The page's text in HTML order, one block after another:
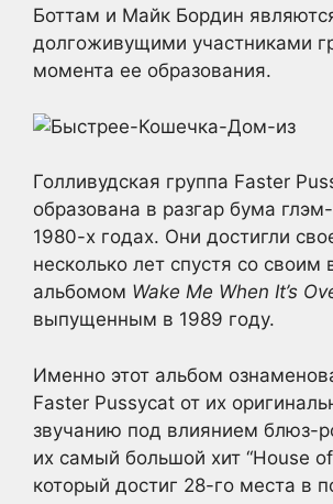
Боттам и Майк Бордин
долгоживущими участниками
момента ее образования.
Голливудская группа Faster
образована в разгар бума
1980-х годах. Они достигли
несколько лет спустя со своим
альбомом Wake Me When It’s
выпущенным в 1989 году.
Именно этот альбом
Faster Pussycat от их
звучанию под влиянием блюз-
их самый большой хит “House of
который достиг 28-го места в